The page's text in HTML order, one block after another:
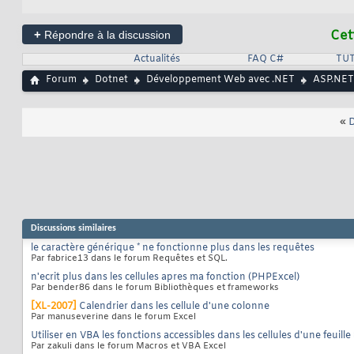
27
28
});
};
+ Répondre à la discussion
Actualités FAQ C#
Forum
Dotnet Développement Web avec .NET ASP.NET
«
Discussions similaires
le caractère générique * ne fonctionne plus dans les requêtes
Par fabrice13 dans le forum Requêtes et SQL.
n'ecrit plus dans les cellules apres ma fonction (PHPExcel)
Par bender86 dans le forum Bibliothèques et frameworks
[XL-2007] Calendrier dans les cellule d'une colonne
Par manuseverine dans le forum Excel
Utiliser en VBA les fonctions accessibles dans les cellules d'une feuille
Par zakuli dans le forum Macros et VBA Excel